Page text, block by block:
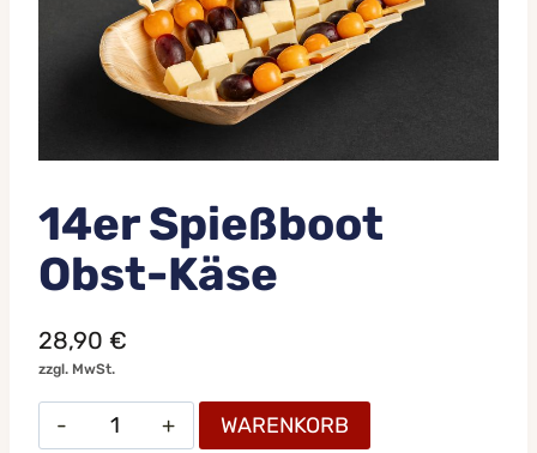
14er Spießboot
Obst-Käse
28,90 €
zzgl. MwSt.
14er
Spießboot
WARENKORB